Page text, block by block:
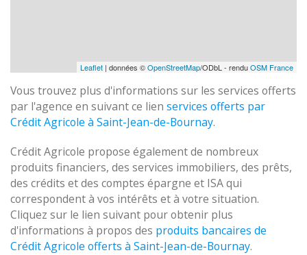
Leaflet | données ©OpenStreetMap/ODbL - renduOSM France
Vous trouvez plus d'informations sur les services offerts
par l'agence en suivant ce lien services offerts par
Crédit Agricole à Saint-Jean-de-Bournay.
Crédit Agricole propose également de nombreux
produits financiers, des services immobiliers, des prêts,
des crédits et des comptes épargne et ISA qui
correspondent à vos intérêts et à votre situation.
Cliquez sur le lien suivant pour obtenir plus
d'informations à propos des produits bancaires de
Crédit Agricole offerts à Saint-Jean-de-Bournay.